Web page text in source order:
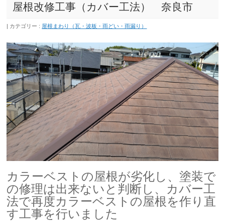
屋根改修工事（カバー工法） 奈良市
カテゴリー : 屋根まわり（瓦・波板・雨どい・雨漏り）
カラーベストの屋根が劣化し、塗装で
の修理は出来ないと判断し、カバー工
法で再度カラーベストの屋根を作り直
す工事を行いました